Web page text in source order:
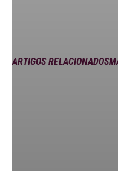
ARTIGOS RELACIONADOS